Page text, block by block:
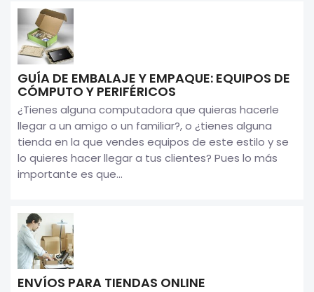
GUÍA DE EMBALAJE Y EMPAQUE: EQUIPOS DE
CÓMPUTO Y PERIFÉRICOS
¿Tienes alguna computadora que quieras hacerle
llegar a un amigo o un familiar?, o ¿tienes alguna
tienda en la que vendes equipos de este estilo y se
lo quieres hacer llegar a tus clientes? Pues lo más
importante es que...
ENVÍOS PARA TIENDAS ONLINE